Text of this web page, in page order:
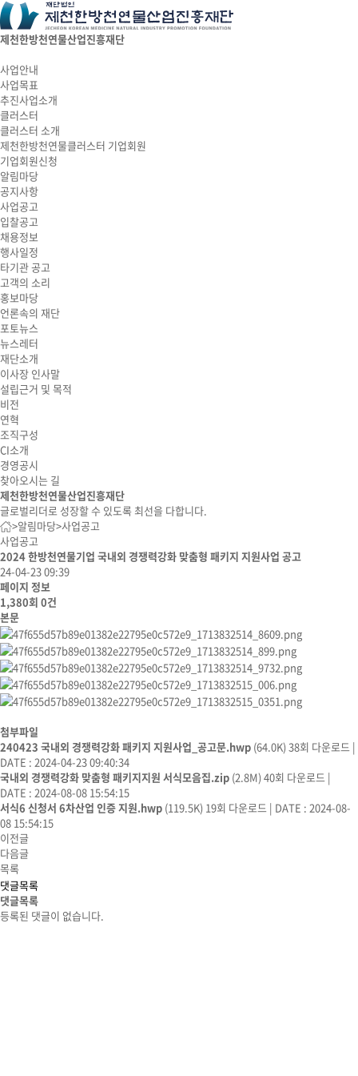
제천한방천연물산업진흥재단
사업안내
사업목표
추진사업소개
클러스터
클러스터 소개
제천한방천연물클러스터 기업회원
기업회원신청
알림마당
공지사항
사업공고
입찰공고
채용정보
행사일정
타기관 공고
고객의 소리
홍보마당
언론속의 재단
포토뉴스
뉴스레터
재단소개
이사장 인사말
설립근거 및 목적
비전
연혁
조직구성
CI소개
경영공시
찾아오시는 길
제천한방천연물산업진흥재단
글로벌리더로 성장할 수 있도록 최선을 다합니다.
>알림마당>사업공고
사업공고
2024 한방천연물기업 국내외 경쟁력강화 맞춤형 패키지 지원사업 공고
24-04-23 09:39
페이지 정보
1,380회 0건
본문
첨부파일
240423 국내외 경쟁력강화 패키지 지원사업_공고문.hwp (64.0K)38회 다운로드 |
DATE : 2024-04-23 09:40:34
국내외 경쟁력강화 맞춤형 패키지지원 서식모음집.zip (2.8M)40회 다운로드 |
DATE : 2024-08-08 15:54:15
서식6 신청서 6차산업 인증 지원.hwp (119.5K) 19회 다운로드 | DATE : 2024-08-
08 15:54:15
이전글
다음글
목록
댓글목록
댓글목록
등록된 댓글이 없습니다.